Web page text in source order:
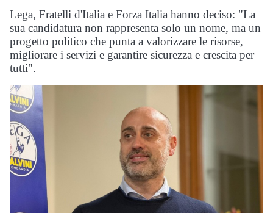
Lega, Fratelli d'Italia e Forza Italia hanno deciso: "La
sua candidatura non rappresenta solo un nome, ma un
progetto politico che punta a valorizzare le risorse,
migliorare i servizi e garantire sicurezza e crescita per
tutti".